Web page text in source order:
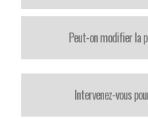
Peut-on modifier la
Intervenez-vous